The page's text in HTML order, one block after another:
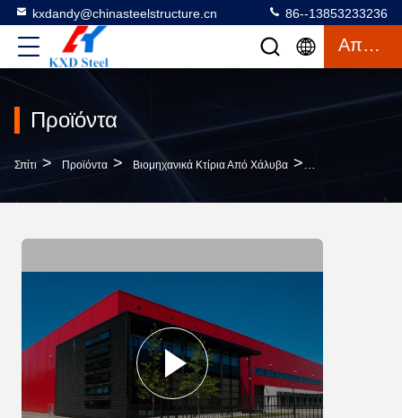
kxdandy@chinasteelstructure.cn 86--13853233236
Απόσπασμα
Προϊόντα
Σπίτι > Προϊόντα > Βιομηχανικά Κτίρια Από Χάλυβα >